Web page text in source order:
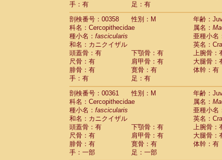
手：有
足：有
剖検番号：00358
性別：M
年齢：
科名：Cercopithecidae
属名：
種小名： fascicularis
亜種小名
和名：カニクイザル
英名：
頭蓋骨：有
下顎骨：有
上腕骨：
尺骨：有
肩甲骨：有
大腿骨：
腓骨：有
寛骨：有
体幹：有
手：有
足：有
剖検番号：00361
性別：M
年齢：
科名：Cercopithecidae
属名：
種小名： fascicularis
亜種小名
和名：カニクイザル
英名：
頭蓋骨：有
下顎骨：有
上腕骨：
尺骨：有
肩甲骨：有
大腿骨：
腓骨：有
寛骨：有
体幹：有
手：一部
足：一部